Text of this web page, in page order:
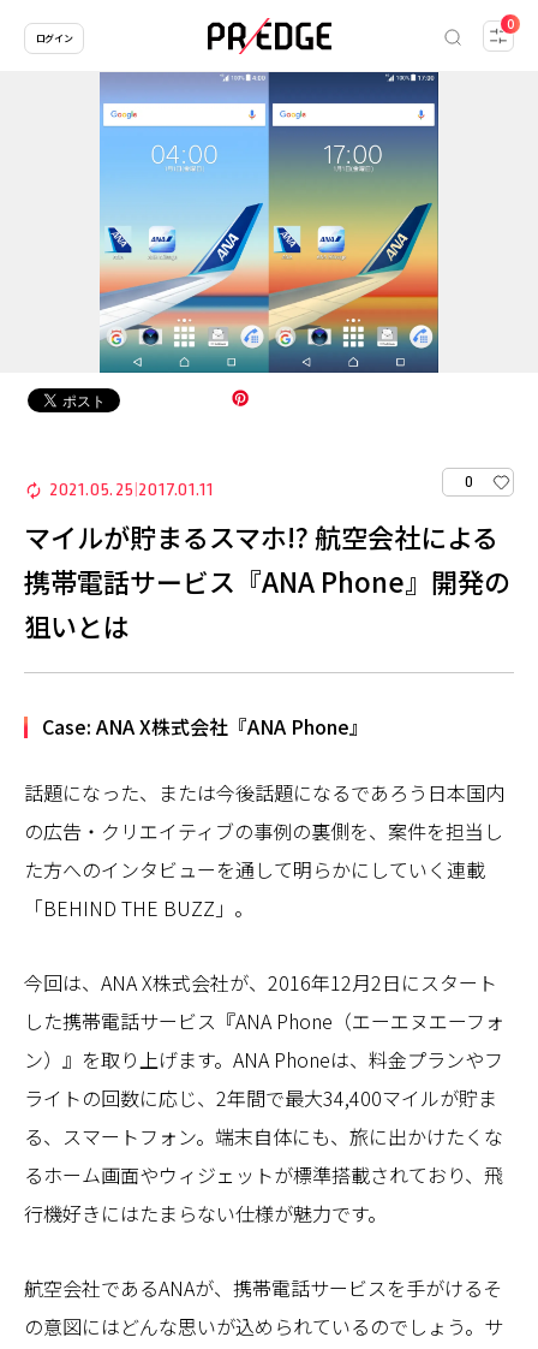
0
ログイン
2021.05.25 2017.01.11 0
マイルが貯まるスマホ!? 航空会社による
携帯電話サービス『ANA Phone』開発の
狙いとは
Case: ANA X株式会社『ANA Phone』
話題になった、または今後話題になるであろう日本国内
の広告・クリエイティブの事例の裏側を、案件を担当し
た方へのインタビューを通して明らかにしていく連載
「BEHIND THE BUZZ」。
今回は、ANA X株式会社が、2016年12月2日にスタート
した携帯電話サービス『ANA Phone（エーエヌエーフォ
ン）』を取り上げます。ANA Phoneは、料金プランやフ
ライトの回数に応じ、2年間で最大34,400マイルが貯ま
る、スマートフォン。端末自体にも、旅に出かけたくな
るホーム画面やウィジェットが標準搭載されており、飛
行機好きにはたまらない仕様が魅力です。
航空会社であるANAが、携帯電話サービスを手がけるそ
の意図にはどんな思いが込められているのでしょう。サ